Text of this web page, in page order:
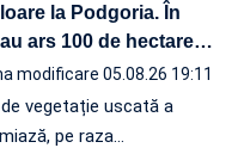
la Podgoria. În
ars 100 de hectare…
modificare 05.08.26 19:11
vegetație uscată a
pe raza…